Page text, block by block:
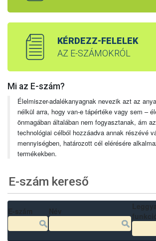
KÉRDEZZ-FELELEK
AZ E-SZÁMOKRÓL
Mi az E-szám?
Élelmiszer-adalékanyagnak nevezik azt az
nélkül arra, hogy van-e tápértéke vagy sem –
önmagában általában nem fogyasztanak, ám
technológiai célból hozzáadva annak részévé
mennyiségben, határozott cél elérésére
termékekben.
E-szám kereső